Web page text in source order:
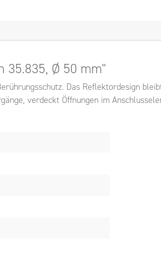
35.835, Ø 50 mm"
Das Reflektordesign
verdeckt Öffnungen im